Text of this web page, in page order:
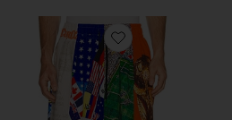
Favorite ショートパンツ